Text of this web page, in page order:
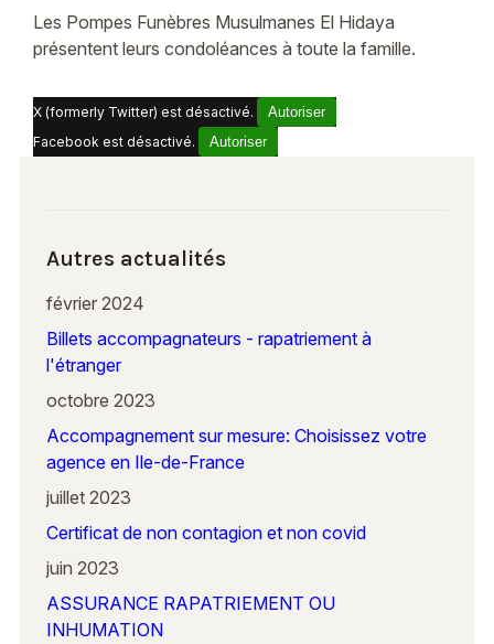
Les Pompes Funèbres Musulmanes El Hidaya
présentent leurs condoléances à toute la famille.
X (formerly Twitter) est désactivé.
Autoriser
Facebook est désactivé.
Autoriser
Autres actualités
février 2024
Billets accompagnateurs - rapatriement à
l'étranger
octobre 2023
Accompagnement sur mesure: Choisissez votre
agence en Ile-de-France
juillet 2023
Certificat de non contagion et non covid
juin 2023
ASSURANCE RAPATRIEMENT OU
INHUMATION